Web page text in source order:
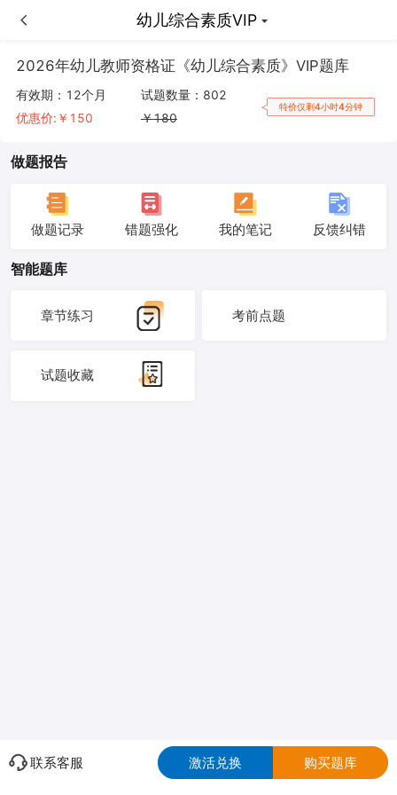
幼儿综合素质VIP
幼儿综合素质VIP
2026年幼儿教师资格证《幼儿综合素质》VIP题库
有效期： 12个月
优惠价:￥ 150
试题数量： 802
￥180
特价仅剩4小时4分钟
做题报告
做题记录 错题强化 我的笔记 反馈纠错
智能题库
章节练习 考前点题
试题收藏
联系客服 激活兑换 购买题库